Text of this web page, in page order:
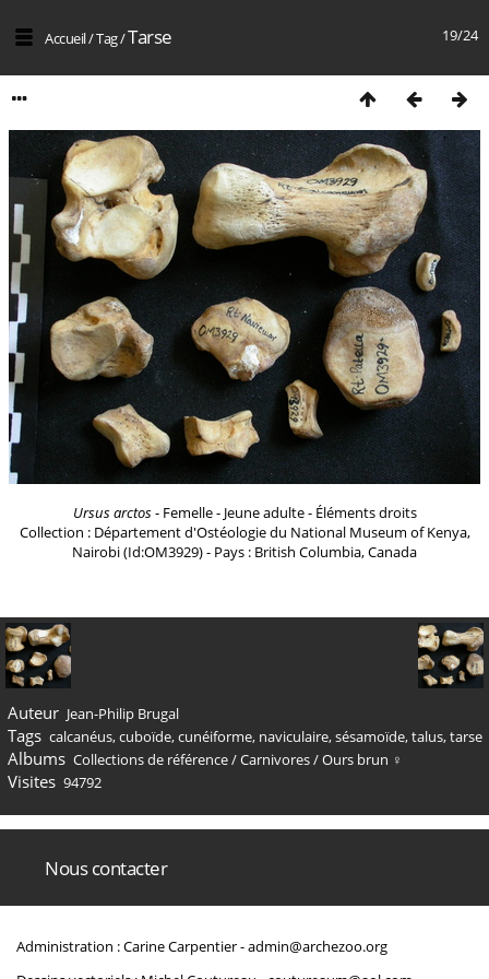
19/24
Accueil/Tag/Tarse
Ursus arctos- Femelle - Jeune adulte - Éléments droits
Collection : Département d'Ostéologie du National Museum of Kenya,
Nairobi (Id:OM3929) - Pays : British Columbia, Canada
Auteur Jean-Philip Brugal
Tags calcanéus,cuboïde,cunéiforme, naviculaire,sésamoïde,talus,tarse
Albums Collections de référence/Carnivores/Ours brun ♀
Visites 94792
Nous contacter
Administration : Carine Carpentier -admin@archezoo.org